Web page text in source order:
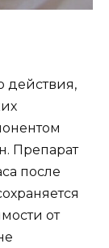
действия,
Препарат
после
от